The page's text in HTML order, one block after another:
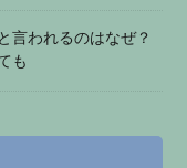
言われるのはなぜ？
も